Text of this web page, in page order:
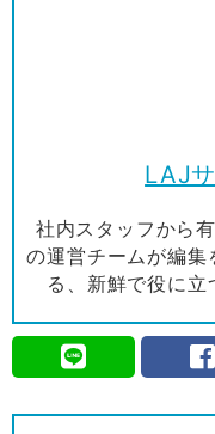
LAJ
社内スタッフから
の運営チームが編集
る、新鮮で役に立